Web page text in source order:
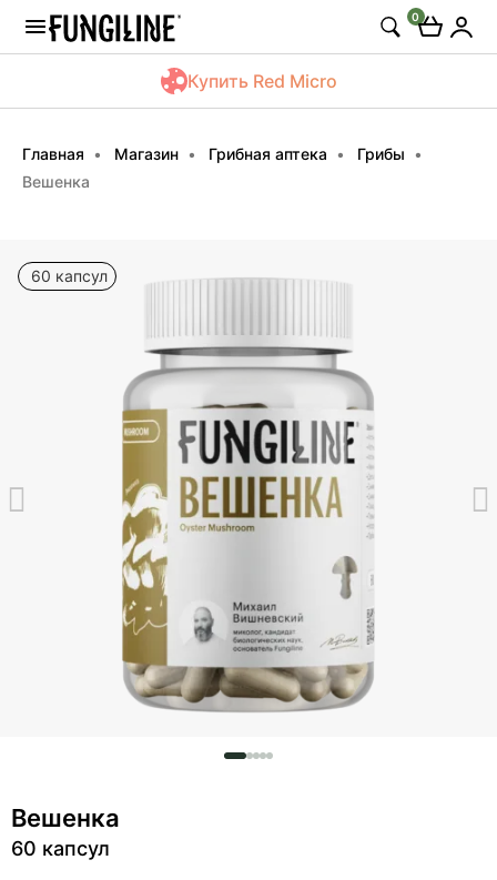
0
Купить Red Micro
Главная Магазин Грибная аптека
Грибы
Вешенка
60 капсул
Вешенка
60 капсул